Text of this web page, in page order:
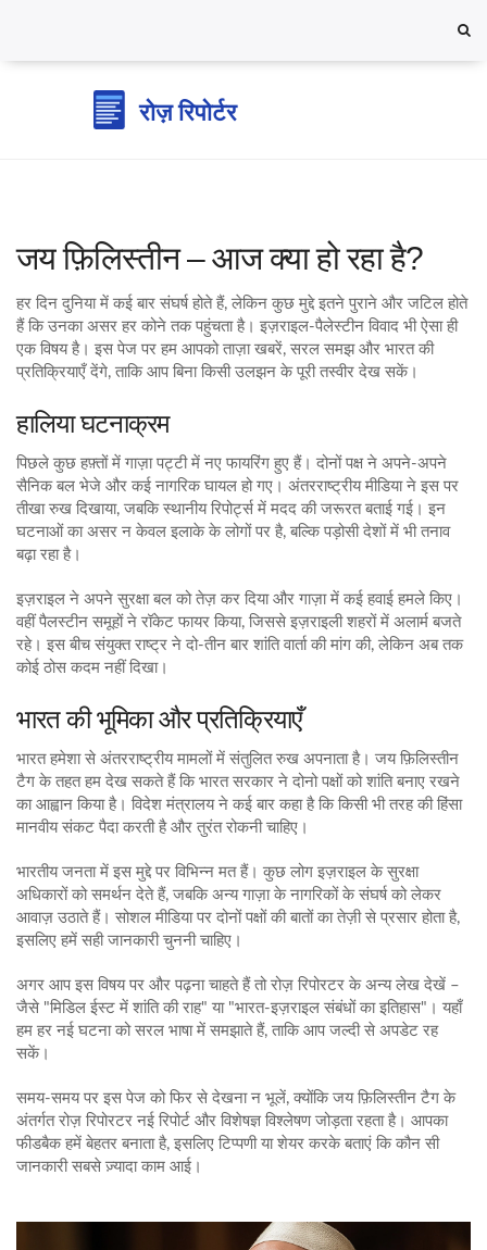
जय फ़िलिस्तीन – आज क्या हो रहा है?
हर दिन दुनिया में कई बार संघर्ष होते हैं, लेकिन कुछ मुद्दे इतने पुराने और जटिल होते
हैं कि उनका असर हर कोने तक पहुंचता है। इज़राइल‑पैलेस्टीन विवाद भी ऐसा ही
एक विषय है। इस पेज पर हम आपको ताज़ा खबरें, सरल समझ और भारत की
प्रतिक्रियाएँ देंगे, ताकि आप बिना किसी उलझन के पूरी तस्वीर देख सकें।
हालिया घटनाक्रम
पिछले कुछ हफ़्तों में गाज़ा पट्टी में नए फायरिंग हुए हैं। दोनों पक्ष ने अपने‑अपने
सैनिक बल भेजे और कई नागरिक घायल हो गए। अंतरराष्ट्रीय मीडिया ने इस पर
तीखा रुख दिखाया, जबकि स्थानीय रिपोर्ट्स में मदद की जरूरत बताई गई। इन
घटनाओं का असर न केवल इलाके के लोगों पर है, बल्कि पड़ोसी देशों में भी तनाव
बढ़ा रहा है।
इज़राइल ने अपने सुरक्षा बल को तेज़ कर दिया और गाज़ा में कई हवाई हमले किए।
वहीं पैलस्टीन समूहों ने रॉकेट फायर किया, जिससे इज़राइली शहरों में अलार्म बजते
रहे। इस बीच संयुक्त राष्ट्र ने दो-तीन बार शांति वार्ता की मांग की, लेकिन अब तक
कोई ठोस कदम नहीं दिखा।
भारत की भूमिका और प्रतिक्रियाएँ
भारत हमेशा से अंतरराष्ट्रीय मामलों में संतुलित रुख अपनाता है। जय फ़िलिस्तीन
टैग के तहत हम देख सकते हैं कि भारत सरकार ने दोनो पक्षों को शांति बनाए रखने
का आह्वान किया है। विदेश मंत्रालय ने कई बार कहा है कि किसी भी तरह की हिंसा
मानवीय संकट पैदा करती है और तुरंत रोकनी चाहिए।
भारतीय जनता में इस मुद्दे पर विभिन्न मत हैं। कुछ लोग इज़राइल के सुरक्षा
अधिकारों को समर्थन देते हैं, जबकि अन्य गाज़ा के नागरिकों के संघर्ष को लेकर
आवाज़ उठाते हैं। सोशल मीडिया पर दोनों पक्षों की बातों का तेज़ी से प्रसार होता है,
इसलिए हमें सही जानकारी चुननी चाहिए।
अगर आप इस विषय पर और पढ़ना चाहते हैं तो रोज़ रिपोरटर के अन्य लेख देखें –
जैसे "मिडिल ईस्ट में शांति की राह" या "भारत‑इज़राइल संबंधों का इतिहास"। यहाँ
हम हर नई घटना को सरल भाषा में समझाते हैं, ताकि आप जल्दी से अपडेट रह
सकें।
समय-समय पर इस पेज को फिर से देखना न भूलें, क्योंकि जय फ़िलिस्तीन टैग के
अंतर्गत रोज़ रिपोरटर नई रिपोर्ट और विशेषज्ञ विश्लेषण जोड़ता रहता है। आपका
फीडबैक हमें बेहतर बनाता है, इसलिए टिप्पणी या शेयर करके बताएं कि कौन सी
जानकारी सबसे ज़्यादा काम आई।